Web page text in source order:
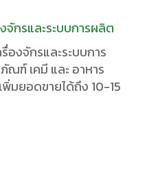
กรและระบบการผลิต
งจักรและระบบการ
ณฑ์ เคมี และ อาหาร
มยอดขายได้ถึง 10-15